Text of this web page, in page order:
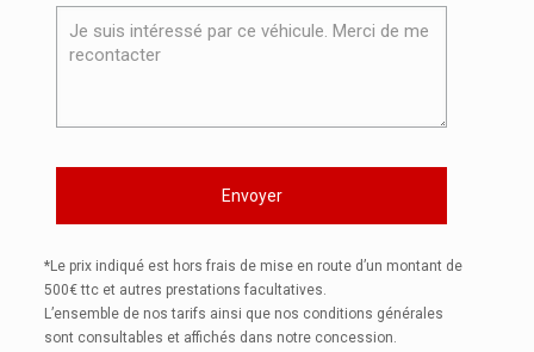
*Le prix indiqué est hors frais de mise en route d’un montant de
500€ ttc et autres prestations facultatives.
L’ensemble de nos tarifs ainsi que nos conditions générales
sont consultables et affichés dans notre concession.